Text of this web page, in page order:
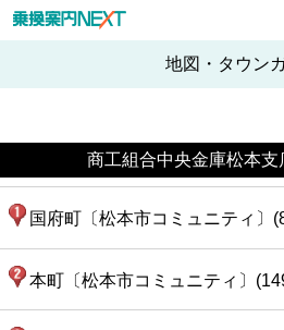
地図・タウン
商工組合中央金庫松本
国府町〔松本市コミュニティ〕
本町〔松本市コミュニティ〕